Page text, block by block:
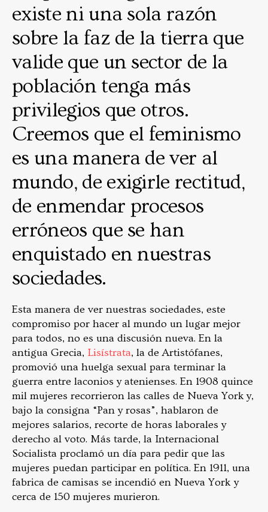
existe ni una sola razón
sobre la faz de la tierra que
valide que un sector de la
población tenga más
privilegios que otros.
Creemos que el feminismo
es una manera de ver al
mundo, de exigirle rectitud,
de enmendar procesos
erróneos que se han
enquistado en nuestras
sociedades.
Esta manera de ver nuestras sociedades, este
compromiso por hacer al mundo un lugar mejor
para todos, no es una discusión nueva. En la
antigua Grecia, Lisístrata, la de Artistófanes,
promovió una huelga sexual para terminar la
guerra entre laconios y atenienses. En 1908 quince
mil mujeres recorrieron las calles de Nueva York y,
bajo la consigna “Pan y rosas”, hablaron de
mejores salarios, recorte de horas laborales y
derecho al voto. Más tarde, la Internacional
Socialista proclamó un día para pedir que las
mujeres puedan participar en política. En 1911, una
fabrica de camisas se incendió en Nueva York y
cerca de 150 mujeres murieron.